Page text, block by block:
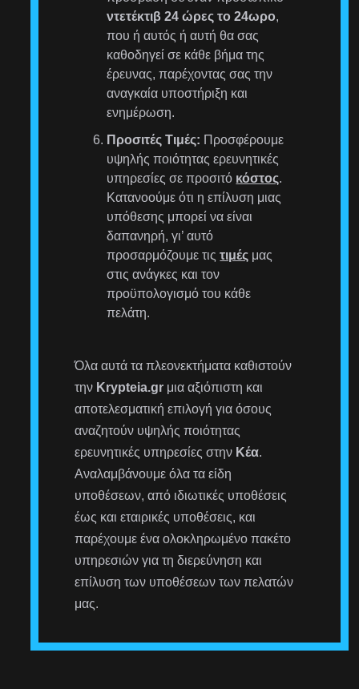
ντετέκτιβ 24 ώρες το 24ωρο,
που ή αυτός ή αυτή θα σας
καθοδηγεί σε κάθε βήμα της
έρευνας, παρέχοντας σας την
αναγκαία υποστήριξη και
ενημέρωση.
Προσιτές Τιμές: Προσφέρουμε
υψηλής ποιότητας ερευνητικές
υπηρεσίες σε προσιτό κόστος.
Κατανοούμε ότι η επίλυση μιας
υπόθεσης μπορεί να είναι
δαπανηρή, γι’ αυτό
προσαρμόζουμε τιςτιμές μας
στις ανάγκες και τον
προϋπολογισμό του κάθε
πελάτη.
Όλα αυτά τα πλεονεκτήματα καθιστούν
την Krypteia.gr μια αξιόπιστη και
αποτελεσματική επιλογή για όσους
αναζητούν υψηλής ποιότητας
ερευνητικές υπηρεσίες στην Κέα.
Αναλαμβάνουμε όλα τα είδη
υποθέσεων, από ιδιωτικές υποθέσεις
έως και εταιρικές υποθέσεις, και
παρέχουμε ένα ολοκληρωμένο πακέτο
υπηρεσιών για τη διερεύνηση και
επίλυση των υποθέσεων των πελατών
μας.